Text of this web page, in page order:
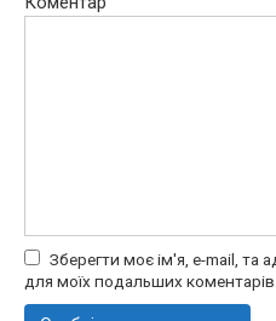
Зберегти моє ім'я, e-mail, та
для моїх подальших коментарів.